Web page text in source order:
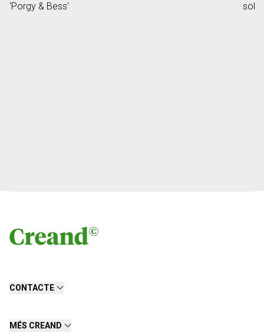
‘Porgy & Bess’
CONTACTE
MÉS CREAND